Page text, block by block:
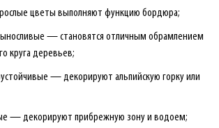
цветы выполняют функцию бордюра;
— становятся отличным обрамлением
круга деревьев;
— декорируют альпийскую горку или
— декорируют прибрежную зону и водоем;